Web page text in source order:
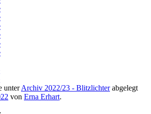
unterArchiv 2022/23 - Blitzlichterabgelegt
von Erna Erhart.